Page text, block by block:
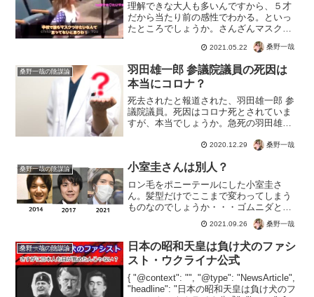
理解できな大人も多いんですから、５才
だから当たり前の感性でわかる。といっ
たところでしょうか。さんざんマスクの
無意味さは紹介していますが、こどもが
言うと意味合いが変わりますからね。も
ちろん、未だにマスクがウイルスを予防
したり感染症対策に効果が...
2021.05.22 桑野一哉
桑野一哉の陰謀論
羽田雄一郎 参議院議員の死因は
本当にコロナ？
死去されたと報道された、羽田雄一郎 参
議院議員。死因はコロナ死とされていま
すが、本当でしょうか。急死の羽田雄一
(2020年12月28日)?糖尿病だけでなく高脂
因は、なぜか...
2020.12.29 桑野一哉
桑野一哉の陰謀論 小室圭さんは別人？
ロン毛をポニーテールにした小室圭さ
ん。髪型だけでここまで変わってしまう
ものなのでしょうか・・・ゴムニダとか
クローンとかじゃないの？そういう意味
ではもっと似てる人を用意できるだろう
から、本物？でもこれさ、この人が歩い
ていたも小室圭さんだと思う...
2021.09.26 桑野一哉
桑野一哉の陰謀論
日本の昭和天皇は負け犬のファシ
スト・ウクライナ公式
{ "@context": "", "@type": "NewsArticle",
"headline": "日本の昭和天皇は負け犬のフ